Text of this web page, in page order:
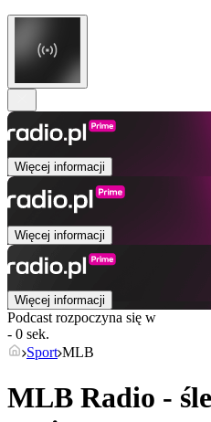
Więcej informacji
Więcej informacji
Więcej informacji
Podcast rozpoczyna się w
- 0 sek.
Sport MLB
MLB Radio -